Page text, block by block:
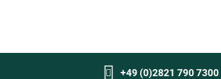
+49 (0)2821 790 7300